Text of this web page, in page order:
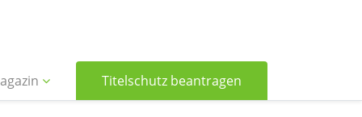
Titelschutz beantragen